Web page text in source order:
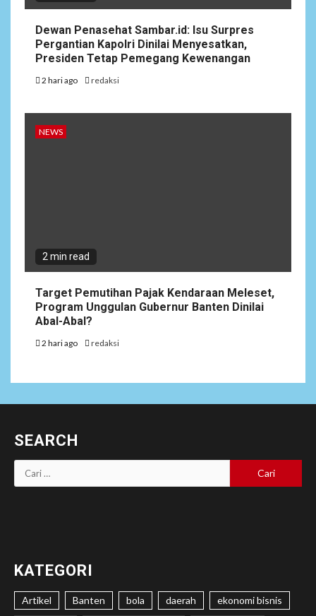
Dewan Penasehat Sambar.id: Isu Surpres
Pergantian Kapolri Dinilai Menyesatkan,
Presiden Tetap Pemegang Kewenangan
2 hari ago redaksi
NEWS
2 min read
Target Pemutihan Pajak Kendaraan Meleset,
Program Unggulan Gubernur Banten Dinilai
Abal-Abal?
2 hari ago redaksi
SEARCH
Cari
untuk:
KATEGORI
Artikel Banten bola daerah ekonomi bisnis